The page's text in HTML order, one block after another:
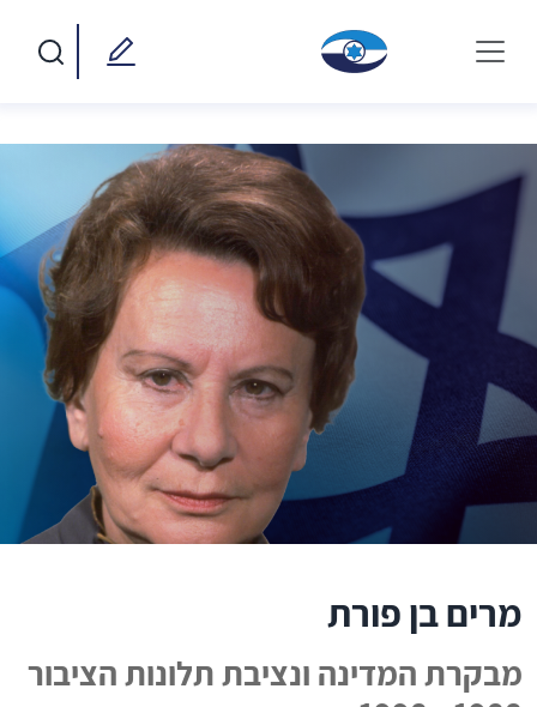
מרים בן פורת
מבקרת המדינה ונציבת תלונות הציבור